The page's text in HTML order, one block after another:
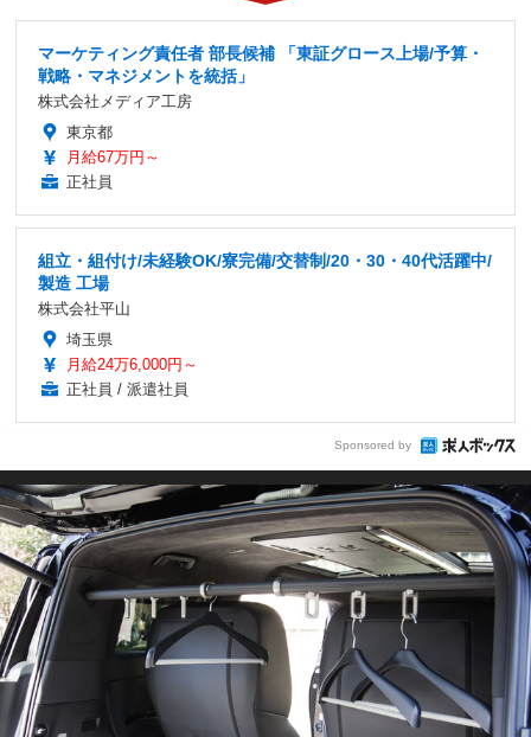
マーケティング責任者 部長候補 「東証グロース上場/予算・
戦略・マネジメントを統括」
株式会社メディア工房
東京都
月給67万円～
正社員
組立・組付け/未経験OK/寮完備/交替制/20・30・40代活躍中/
製造 工場
株式会社平山
埼玉県
月給24万6,000円～
正社員 / 派遣社員
Sponsored by